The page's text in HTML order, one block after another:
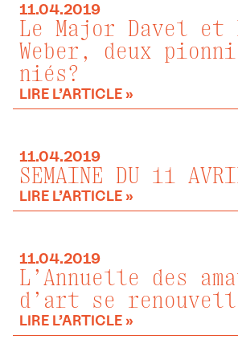
11.04.2019
Le Major Davel et
Weber, deux
niés?
LIRE L’ARTICLE »
11.04.2019
SEMAINE DU 11
LIRE L’ARTICLE »
11.04.2019
L’Annuelle des
d’art se
LIRE L’ARTICLE »